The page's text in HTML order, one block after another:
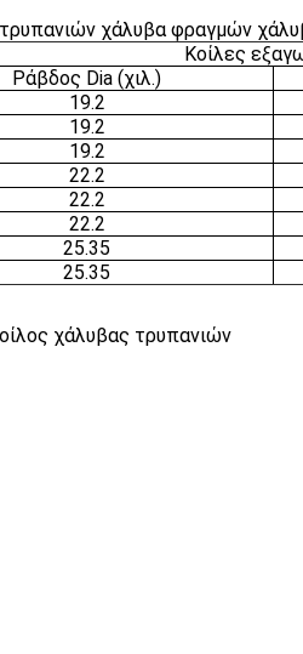
χάλυβα φραγμών
Κοίλες
Ράβδος Dia (χιλ.)
19.2
19.2
19.2
22.2
22.2
22.2
25.35
25.35
χάλυβας τρυπανιών